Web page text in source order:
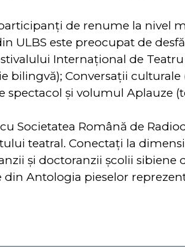
de renume la nivel
ULBS este preocupat de
Internațional de
bilingvă); Conversații
și volumul Aplauze
Societatea Română de
teatral. Conectați la
și doctoranzii școlii sibiene
Antologia pieselor